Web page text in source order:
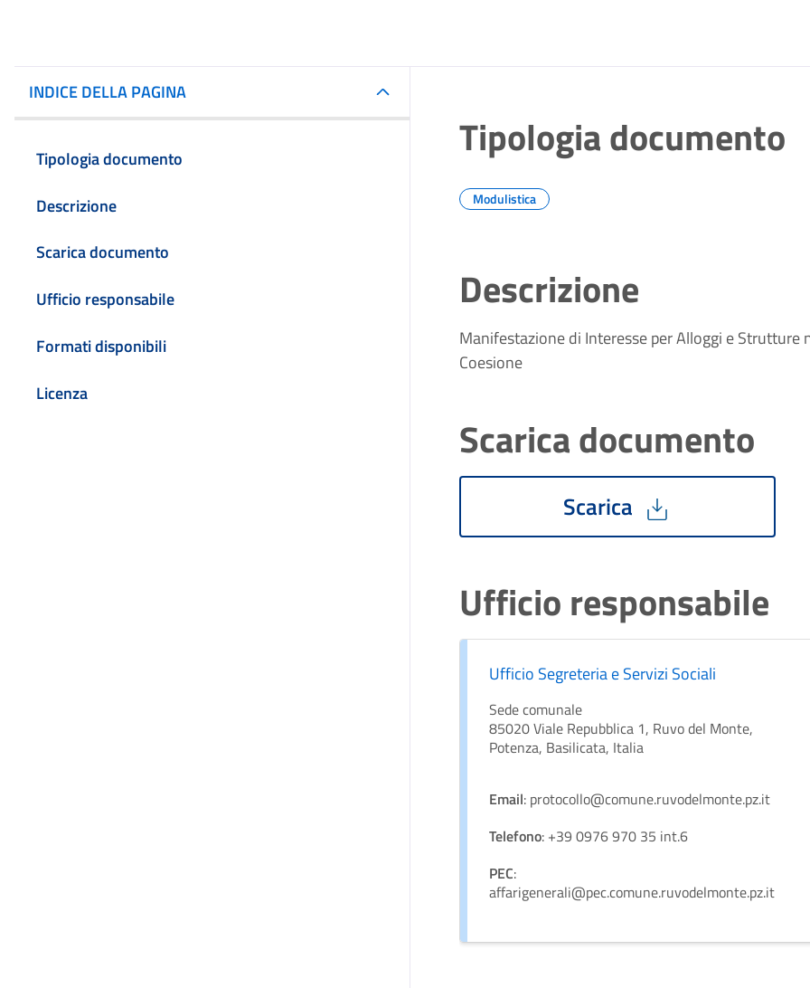
INDICE DELLA PAGINA
Tipologia documento
Descrizione
Scarica documento
Ufficio responsabile
Formati disponibili
Licenza
Tipologia documento
Modulistica
Descrizione
Manifestazione di Interesse per Alloggi e
Coesione
Scarica documento
Scarica
Ufficio responsabile
Ufficio Segreteria e Servizi Sociali
Sede comunale
85020 Viale Repubblica 1, Ruvo del Monte,
Potenza, Basilicata, Italia
Email: protocollo@comune.ruvodelmonte.pz.it
Telefono: +39 0976 970 35 int.6
PEC:
affarigenerali@pec.comune.ruvodelmonte.pz.it